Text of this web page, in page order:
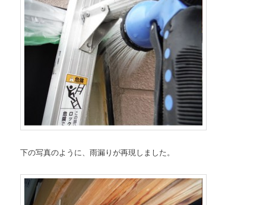
下の写真のように、雨漏りが再現しました。